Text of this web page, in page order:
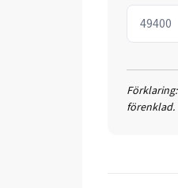
Förklaring:
förenklad.